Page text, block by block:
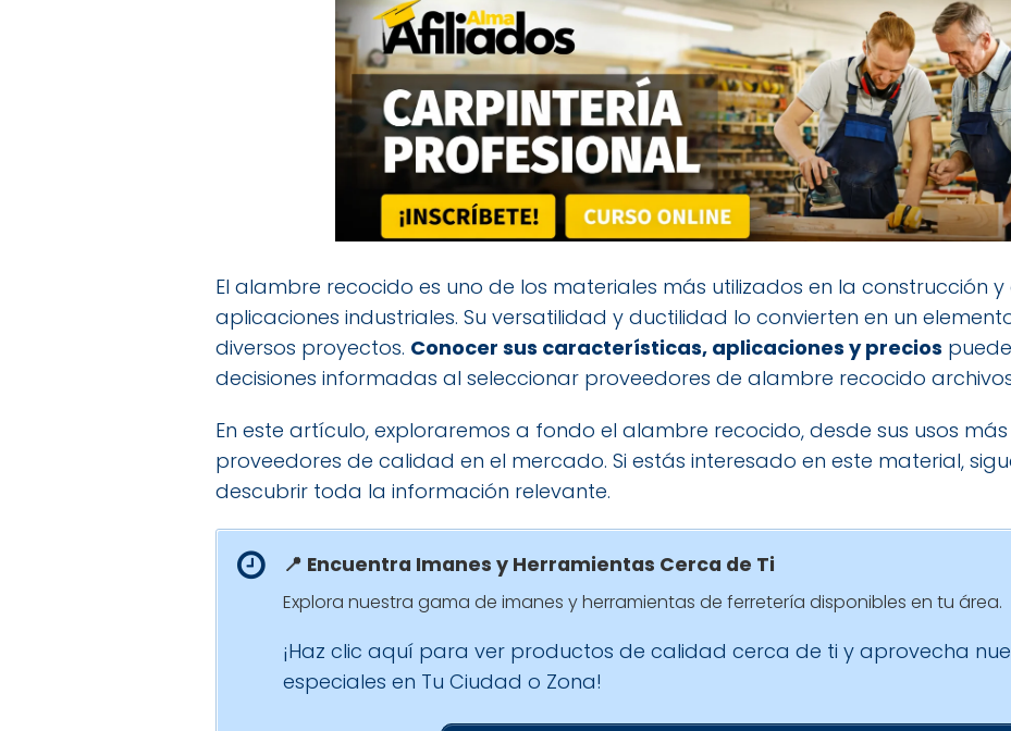
El alambre recocido es uno de los materiales más utilizados en la construcción y
aplicaciones industriales. Su versatilidad y ductilidad lo convierten en un
diversos proyectos. Conocer sus características, aplicaciones y precios
decisiones informadas al seleccionar proveedores de alambre recocido
En este artículo, exploraremos a fondo el alambre recocido, desde sus usos
proveedores de calidad en el mercado. Si estás interesado en este material,
descubrir toda la información relevante.
📍 Encuentra Imanes y Herramientas Cerca de Ti
Explora nuestra gama de imanes y herramientas de ferretería disponibles en tu área.
¡Haz clic aquí para ver productos de calidad cerca de ti y aprovecha
especiales en Tu Ciudad o Zona!